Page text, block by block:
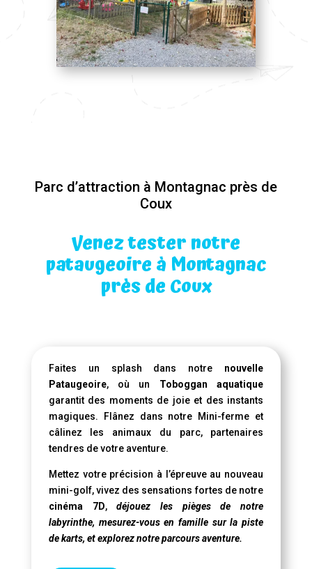
Parc d’attraction à Montagnac près de
Coux
Venez tester notre
pataugeoire à Montagnac
près de Coux
Faites un splash dans notre nouvelle
Pataugeoire, où un Toboggan aquatique
garantit des moments de joie et des instants
magiques. Flânez dans notre Mini-ferme et
câlinez les animaux du parc, partenaires
tendres de votre aventure.
Mettez votre précision à l’épreuve au nouveau
mini-golf, vivez des sensations fortes de notre
cinéma 7D,déjouez les pièges de notre
labyrinthe, mesurez-vous en famille sur la piste
de karts, et explorez notre parcours aventure.